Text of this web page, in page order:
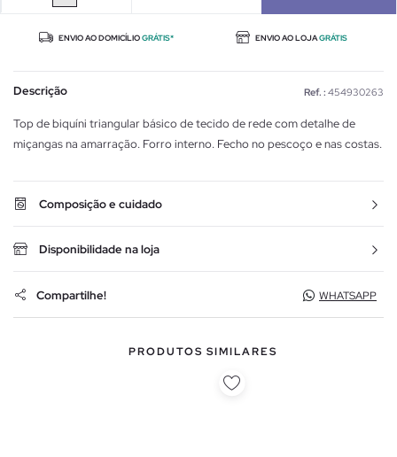
ENVIO AO DOMICÍLIOGRÁTIS* ENVIO AO LOJAGRÁTIS
Descrição Ref. : 454930263
Top de biquíni triangular básico de tecido de rede com detalhe de
miçangas na amarração. Forro interno. Fecho no pescoço e nas costas.
Composição e cuidado
Disponibilidade na loja
Compartilhe! WHATSAPP
PRODUTOS SIMILARES